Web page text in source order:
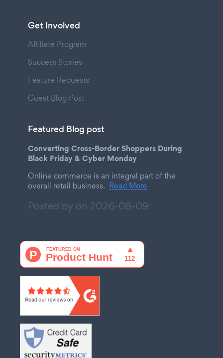
Get Involved
Affiliate Program
Success Stories
Feature Requests
Guest Blog Post
Featured Blog post
Converting Cross-Border Shoppers During
Black Friday & Cyber Monday
Online commerce is an integral part of the
overall retail business. Read More
Posted by on 2026-08-09